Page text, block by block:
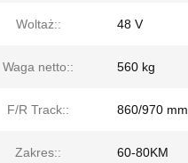
Woltaż:: 48 V
Waga netto:: 560 kg
F/R Track:: 860/970 mm
Zakres:: 60-80KM